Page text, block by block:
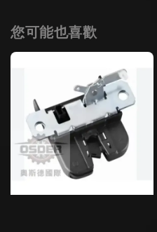
您可能也喜歡